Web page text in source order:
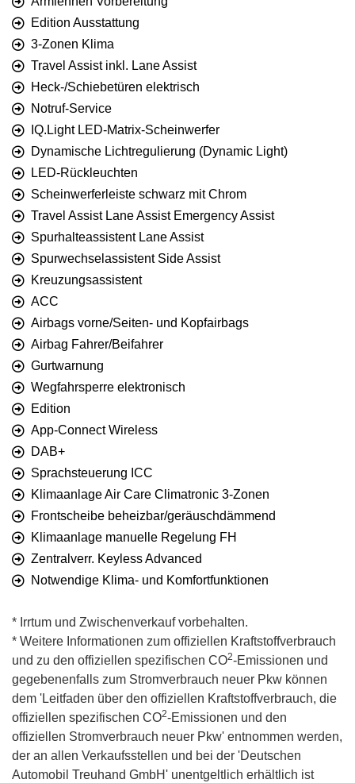
Edition Ausstattung
3-Zonen Klima
Travel Assist inkl. Lane Assist
Heck-/Schiebetüren elektrisch
Notruf-Service
IQ.Light LED-Matrix-Scheinwerfer
Dynamische Lichtregulierung (Dynamic Light)
LED-Rückleuchten
Scheinwerferleiste schwarz mit Chrom
Travel Assist Lane Assist Emergency Assist
Spurhalteassistent Lane Assist
Spurwechselassistent Side Assist
Kreuzungsassistent
ACC
Airbags vorne/Seiten- und Kopfairbags
Airbag Fahrer/Beifahrer
Gurtwarnung
Wegfahrsperre elektronisch
Edition
App-Connect Wireless
DAB+
Sprachsteuerung ICC
Klimaanlage Air Care Climatronic 3-Zonen
Frontscheibe beheizbar/geräuschdämmend
Klimaanlage manuelle Regelung FH
Zentralverr. Keyless Advanced
Notwendige Klima- und Komfortfunktionen
* Irrtum und Zwischenverkauf vorbehalten.
* Weitere Informationen zum offiziellen Kraftstoffverbrauch
und zu den offiziellen spezifischen CO2-Emissionen und
gegebenenfalls zum Stromverbrauch neuer Pkw können
dem 'Leitfaden über den offiziellen Kraftstoffverbrauch, die
offiziellen spezifischen CO2-Emissionen und den
offiziellen Stromverbrauch neuer Pkw' entnommen werden,
der an allen Verkaufsstellen und bei der 'Deutschen
Automobil Treuhand GmbH' unentgeltlich erhältlich ist